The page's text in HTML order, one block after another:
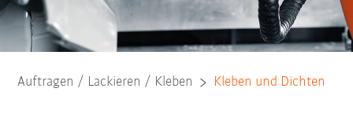
Auftragen / Lackieren / Kleben Kleben und Dichten